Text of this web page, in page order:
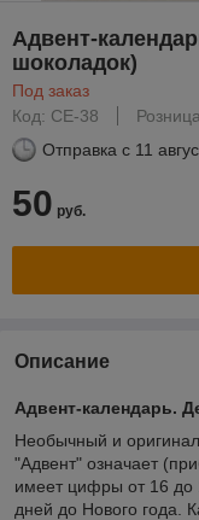
Адвент-
шоколадок)
Под заказ
Код: СЕ-38
Розница
Отправка с 11
50 руб.
Описание
Адвент-календарь.
Необычный и
"Адвент" означает
имеет цифры от 16 до
дней до Нового года.